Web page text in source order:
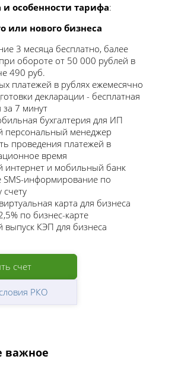
особенности тарифа:
или нового бизнеса
3 месяца бесплатно, балее
обороте от 50 000 рублей в
490 руб.
платежей в рублях ежемесячно
декларации - бесплатная
за 7 минут
бухгалтерия для ИП
персональный менеджер
проведения платежей в
время
интернет и мобильный банк
SMS-информирование по
счету
карта для бизнеса
по бизнес-карте
выпуск КЭП для бизнеса
счет
РКО
важное